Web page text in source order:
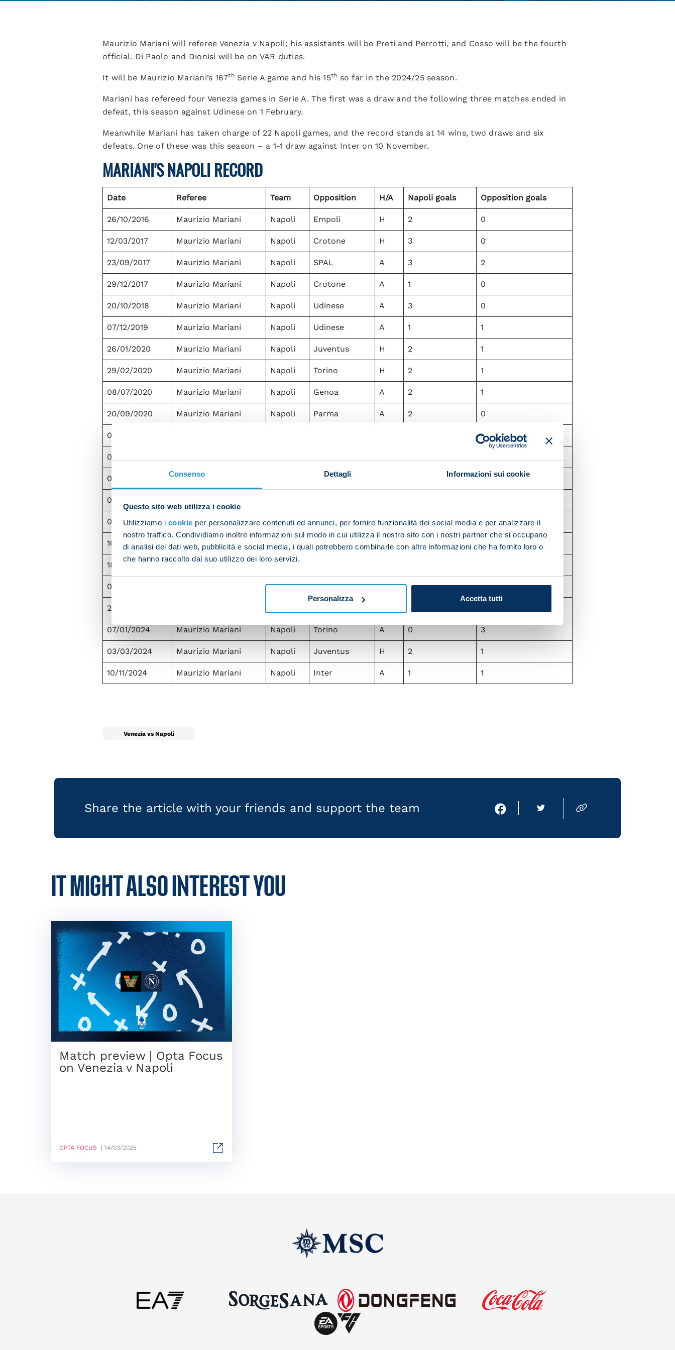
Consenso Dettagli Informazioni sui cookie
Questo sito web utilizza i cookie
Utilizziamo i cookie per personalizzare contenuti ed annunci, per fornire funzionalità dei social media e per analizzare il
nostro traffico. Condividiamo inoltre informazioni sul modo in cui utilizza il nostro sito con i nostri partner che si occupano
di analisi dei dati web, pubblicità e social media, i quali potrebbero combinarle con altre informazioni che ha fornito loro o
che hanno raccolto dal suo utilizzo dei loro servizi.
Personalizza Accetta tutti
Maurizio Mariani will referee Venezia v Napoli; his assistants will be Preti and Perrotti, and Cosso will be the fourth
official. Di Paolo and Dionisi will be on VAR duties.
It will be Maurizio Mariani’s 167thSerie A game and his 15th so far in the 2024/25 season.
Mariani has refereed four Venezia games in Serie A. The first was a draw and the following three matches ended in
defeat, this season against Udinese on 1 February.
Meanwhile Mariani has taken charge of 22 Napoli games, and the record stands at 14 wins, two draws and six
defeats. One of these was this season – a 1-1 draw against Inter on 10 November.
MARIANI'S NAPOLI RECORD
Date Referee Team Opposition H/A Napoli goals Opposition goals
26/10/2016 Maurizio Mariani Napoli Empoli H 2 0
12/03/2017 Maurizio Mariani Napoli Crotone H 3 0
23/09/2017 Maurizio Mariani Napoli SPAL A 3 2
29/12/2017 Maurizio Mariani Napoli Crotone A 1 0
20/10/2018 Maurizio Mariani Napoli Udinese A 3 0
07/12/2019 Maurizio Mariani Napoli Udinese A 1 1
26/01/2020 Maurizio Mariani Napoli Juventus H 2 1
29/02/2020 Maurizio Mariani Napoli Torino H 2 1
08/07/2020 Maurizio Mariani Napoli Genoa A 2 1
20/09/2020 Maurizio Mariani Napoli Parma A 2 0
01/11/2020 2
06/01/2021
07/04/2021 Maurizio Mariani Juventus 2
04/12/2021
06/02/2022 Maurizio Mariani Napoli Venezia A 2 0
10/04/2022 Maurizio Mariani Napoli Fiorentina H 2 3
18/09/2022 Maurizio Mariani Napoli
05/11/2022 Napoli Atalanta A 2 1
25/11/2023
07/01/2024 Maurizio Mariani Napoli Torino A 0 3
03/03/2024 Maurizio Mariani Napoli Juventus H 2 1
10/11/2024 Maurizio Mariani Napoli Inter A 1 1
Venezia vs Napoli
Share the article with your friends and support the team
IT MIGHT ALSO INTEREST YOU
Match preview | Opta Focus
on Venezia v Napoli
OPTA FOCUS | 14/03/2025